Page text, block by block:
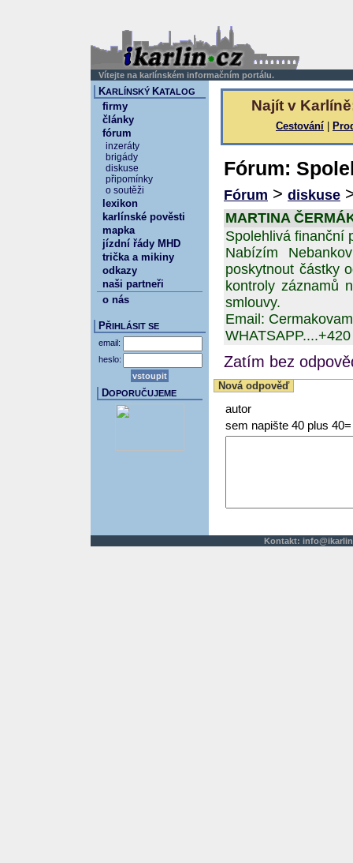
Vítejte na karlínském informačním portálu.
Najít v
Cestování
Fórum:
Fórum > diskuse
MARTINA
Spolehlivá finanční
Nabízím
poskytnout částky
kontroly záznamů
smlouvy.
Email:
Zatím bez
Nová odpověď
autor
sem napište 40 plus 40=
KARLÍNSKÝ KATALOG
firmy
články
fórum
inzeráty
brigády
diskuse
připomínky
o soutěži
lexikon
karlínské pověsti
mapka
jízdní řády MHD
trička a mikiny
odkazy
naši partneři
o nás
PŘIHLÁSIT SE
email:
heslo:
DOPORUČUJEME
Kontakt: